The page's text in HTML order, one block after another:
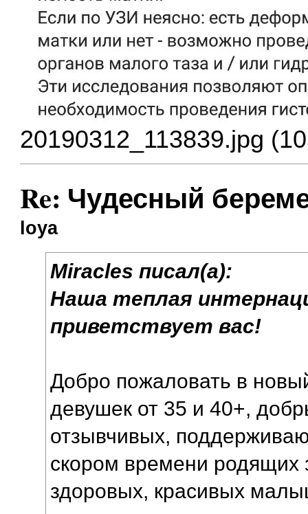
20190312_113839.jpg
Re: Чудесный
loya
Miracles писал(а):
Наша теплая
приветствует вас!
Добро пожаловать в
девушек от 35 и 40+,
отзывчивых,
скором времени родящих
здоровых, красивых